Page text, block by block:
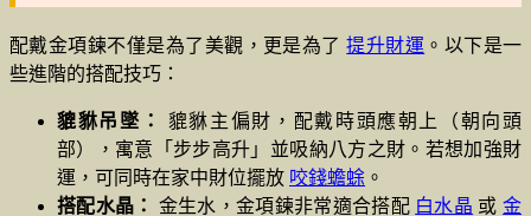
配戴金項鍊不僅是為了美觀，更是為了提升財運 。以下是一
些進階的搭配技巧：
貔貅吊墜：
貔貅主偏財，配戴時頭應朝上（朝向頭
部），寓意「步步高升」並吸納八方之財。若想加強財
運，可同時在家中財位擺放 咬錢蟾蜍 。
搭配水晶：
金生水，金項鍊非常適合搭配 白水晶 或金